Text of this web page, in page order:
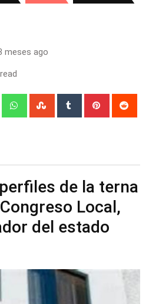
meses ago
LinkedIn WhatsappStumbleUpon
Tumblr Pinterest
de la terna
Local,
del estado